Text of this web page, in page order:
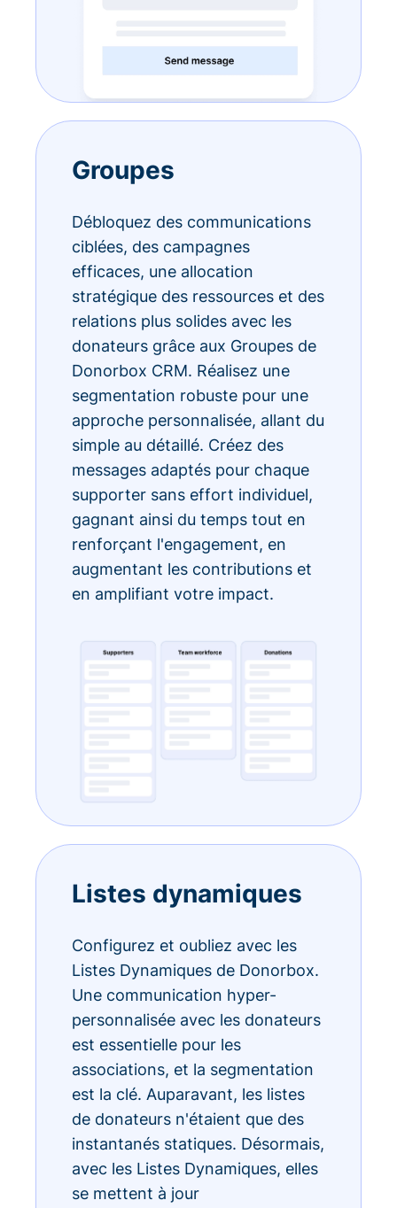
Groupes
Débloquez des communications
ciblées, des campagnes
efficaces, une allocation
stratégique des ressources et des
relations plus solides avec les
donateurs grâce aux Groupes de
Donorbox CRM. Réalisez une
segmentation robuste pour une
approche personnalisée, allant du
simple au détaillé. Créez des
messages adaptés pour chaque
supporter sans effort individuel,
gagnant ainsi du temps tout en
renforçant l'engagement, en
augmentant les contributions et
en amplifiant votre impact.
Listes dynamiques
Configurez et oubliez avec les
Listes Dynamiques de Donorbox.
Une communication hyper-
personnalisée avec les donateurs
est essentielle pour les
associations, et la segmentation
est la clé. Auparavant, les listes
de donateurs n'étaient que des
instantanés statiques. Désormais,
avec les Listes Dynamiques, elles
se mettent à jour